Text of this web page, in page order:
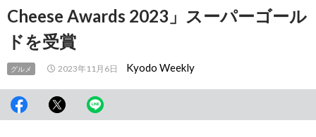
Cheese Awards 2023」スーパーゴール
ドを受賞
グルメ 2023年11月6日 Kyodo Weekly